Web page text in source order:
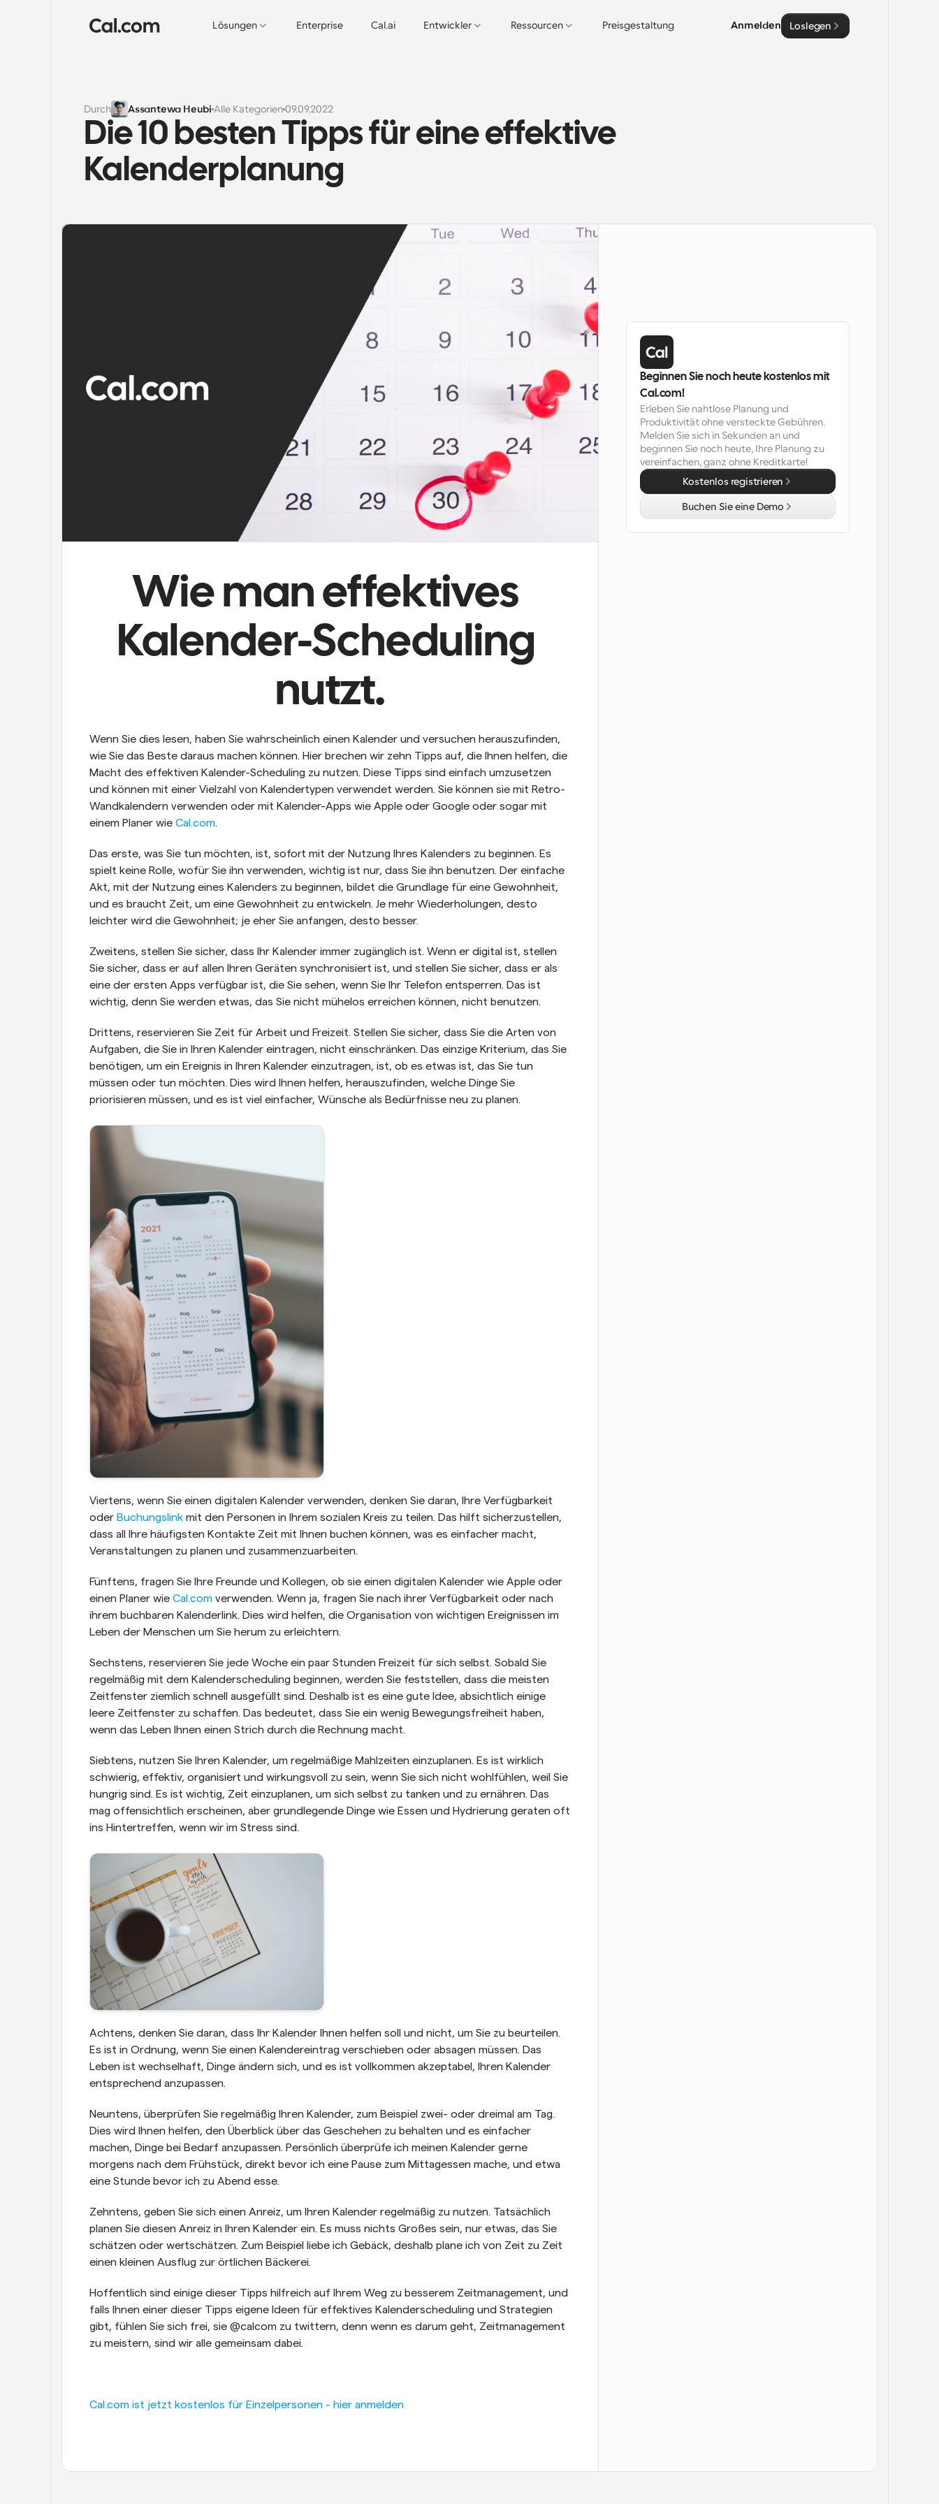
Lösungen Enterprise Cal.ai Entwickler Ressourcen Preisgestaltung Anmelden Loslegen
Durch Assantewa Heubi Alle Kategorien 09.09.2022
Die 10 besten Tipps für eine effektive
Kalenderplanung
Wie man effektives
Kalender-Scheduling
nutzt.
Wenn Sie dies lesen, haben Sie wahrscheinlich einen Kalender und versuchen herauszufinden,
wie Sie das Beste daraus machen können. Hier brechen wir zehn Tipps auf, die Ihnen helfen, die
Macht des effektiven Kalender-Scheduling zu nutzen. Diese Tipps sind einfach umzusetzen
und können mit einer Vielzahl von Kalendertypen verwendet werden. Sie können sie mit Retro-
Wandkalendern verwenden oder mit Kalender-Apps wie Apple oder Google oder sogar mit
einem Planer wie Cal.com.
Das erste, was Sie tun möchten, ist, sofort mit der Nutzung Ihres Kalenders zu beginnen. Es
spielt keine Rolle, wofür Sie ihn verwenden, wichtig ist nur, dass Sie ihn benutzen. Der einfache
Akt, mit der Nutzung eines Kalenders zu beginnen, bildet die Grundlage für eine Gewohnheit,
und es braucht Zeit, um eine Gewohnheit zu entwickeln. Je mehr Wiederholungen, desto
leichter wird die Gewohnheit; je eher Sie anfangen, desto besser.
Zweitens, stellen Sie sicher, dass Ihr Kalender immer zugänglich ist. Wenn er digital ist, stellen
Sie sicher, dass er auf allen Ihren Geräten synchronisiert ist, und stellen Sie sicher, dass er als
eine der ersten Apps verfügbar ist, die Sie sehen, wenn Sie Ihr Telefon entsperren. Das ist
wichtig, denn Sie werden etwas, das Sie nicht mühelos erreichen können, nicht benutzen.
Drittens, reservieren Sie Zeit für Arbeit und Freizeit. Stellen Sie sicher, dass Sie die Arten von
Aufgaben, die Sie in Ihren Kalender eintragen, nicht einschränken. Das einzige Kriterium, das Sie
benötigen, um ein Ereignis in Ihren Kalender einzutragen, ist, ob es etwas ist, das Sie tun
müssen oder tun möchten. Dies wird Ihnen helfen, herauszufinden, welche Dinge Sie
priorisieren müssen, und es ist viel einfacher, Wünsche als Bedürfnisse neu zu planen.
Viertens, wenn Sie einen digitalen Kalender verwenden, denken Sie daran, Ihre Verfügbarkeit
oder Buchungslink mit den Personen in Ihrem sozialen Kreis zu teilen. Das hilft sicherzustellen,
dass all Ihre häufigsten Kontakte Zeit mit Ihnen buchen können, was es einfacher macht,
Veranstaltungen zu planen und zusammenzuarbeiten.
Fünftens, fragen Sie Ihre Freunde und Kollegen, ob sie einen digitalen Kalender wie Apple oder
einen Planer wie Cal.com verwenden. Wenn ja, fragen Sie nach ihrer Verfügbarkeit oder nach
ihrem buchbaren Kalenderlink. Dies wird helfen, die Organisation von wichtigen Ereignissen im
Leben der Menschen um Sie herum zu erleichtern.
Sechstens, reservieren Sie jede Woche ein paar Stunden Freizeit für sich selbst. Sobald Sie
regelmäßig mit dem Kalenderscheduling beginnen, werden Sie feststellen, dass die meisten
Zeitfenster ziemlich schnell ausgefüllt sind. Deshalb ist es eine gute Idee, absichtlich einige
leere Zeitfenster zu schaffen. Das bedeutet, dass Sie ein wenig Bewegungsfreiheit haben,
wenn das Leben Ihnen einen Strich durch die Rechnung macht.
Siebtens, nutzen Sie Ihren Kalender, um regelmäßige Mahlzeiten einzuplanen. Es ist wirklich
schwierig, effektiv, organisiert und wirkungsvoll zu sein, wenn Sie sich nicht wohlfühlen, weil Sie
hungrig sind. Es ist wichtig, Zeit einzuplanen, um sich selbst zu tanken und zu ernähren. Das
mag offensichtlich erscheinen, aber grundlegende Dinge wie Essen und Hydrierung geraten oft
ins Hintertreffen, wenn wir im Stress sind.
Achtens, denken Sie daran, dass Ihr Kalender Ihnen helfen soll und nicht, um Sie zu beurteilen.
Es ist in Ordnung, wenn Sie einen Kalendereintrag verschieben oder absagen müssen. Das
Leben ist wechselhaft, Dinge ändern sich, und es ist vollkommen akzeptabel, Ihren Kalender
entsprechend anzupassen.
Neuntens, überprüfen Sie regelmäßig Ihren Kalender, zum Beispiel zwei- oder dreimal am Tag.
Dies wird Ihnen helfen, den Überblick über das Geschehen zu behalten und es einfacher
machen, Dinge bei Bedarf anzupassen. Persönlich überprüfe ich meinen Kalender gerne
morgens nach dem Frühstück, direkt bevor ich eine Pause zum Mittagessen mache, und etwa
eine Stunde bevor ich zu Abend esse.
Zehntens, geben Sie sich einen Anreiz, um Ihren Kalender regelmäßig zu nutzen. Tatsächlich
planen Sie diesen Anreiz in Ihren Kalender ein. Es muss nichts Großes sein, nur etwas, das Sie
schätzen oder wertschätzen. Zum Beispiel liebe ich Gebäck, deshalb plane ich von Zeit zu Zeit
einen kleinen Ausflug zur örtlichen Bäckerei.
Hoffentlich sind einige dieser Tipps hilfreich auf Ihrem Weg zu besserem Zeitmanagement, und
falls Ihnen einer dieser Tipps eigene Ideen für effektives Kalenderscheduling und Strategien
gibt, fühlen Sie sich frei, sie @calcom zu twittern, denn wenn es darum geht, Zeitmanagement
zu meistern, sind wir alle gemeinsam dabei.
Cal.com ist jetzt kostenlos für Einzelpersonen - hier anmelden
Beginnen Sie noch heute kostenlos mit
Cal.com!
Erleben Sie nahtlose Planung und
Produktivität ohne versteckte Gebühren.
Melden Sie sich in Sekunden an und
beginnen Sie noch heute, Ihre Planung zu
vereinfachen, ganz ohne Kreditkarte!
Kostenlos registrieren
Buchen Sie eine Demo